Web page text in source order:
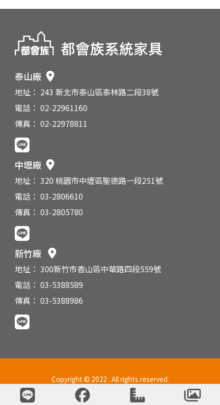
泰山廠
地址： 243 新北市泰山區泰林路二段38號
電話： 02-22961160
傳真： 02-22978811
中壢廠
地址： 320 桃園市中壢區聖德路一段251號
電話： 03-2806610
傳真： 03-2805780
新竹廠
地址： 300新竹市香山區中華路四段559號
電話： 03-5388589
傳真： 03-5388986
Copyright © 2022 . All rights reserved.